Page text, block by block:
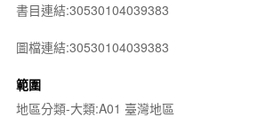
書目連結:30530104039383
圖檔連結:30530104039383
範圍
地區分類-大類:A01 臺灣地區